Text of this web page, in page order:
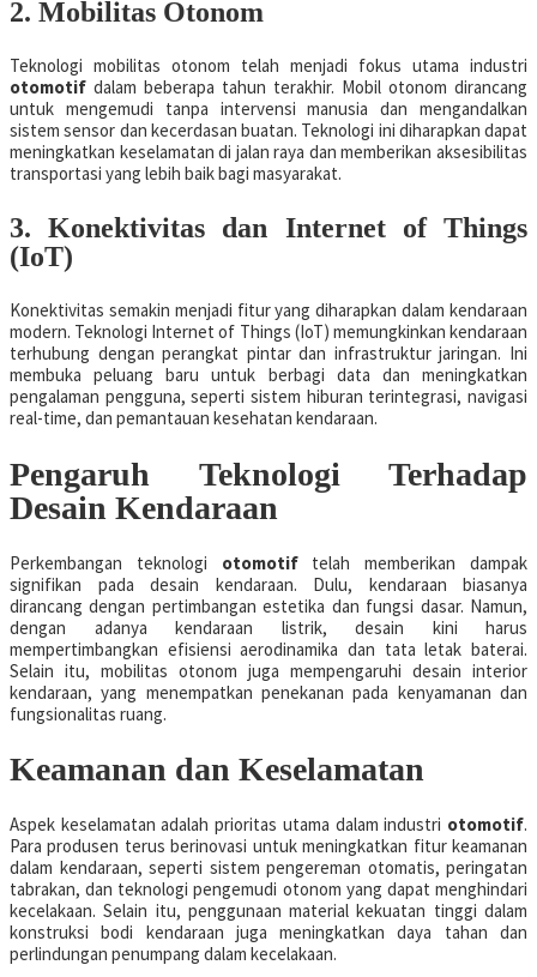
2. Mobilitas Otonom
Teknologi mobilitas otonom telah menjadi fokus utama industri
otomotif dalam beberapa tahun terakhir. Mobil otonom dirancang
untuk mengemudi tanpa intervensi manusia dan mengandalkan
sistem sensor dan kecerdasan buatan. Teknologi ini diharapkan dapat
meningkatkan keselamatan di jalan raya dan memberikan aksesibilitas
transportasi yang lebih baik bagi masyarakat.
3. Konektivitas dan Internet of Things
(IoT)
Konektivitas semakin menjadi fitur yang diharapkan dalam kendaraan
modern. Teknologi Internet of Things (IoT) memungkinkan kendaraan
terhubung dengan perangkat pintar dan infrastruktur jaringan. Ini
membuka peluang baru untuk berbagi data dan meningkatkan
pengalaman pengguna, seperti sistem hiburan terintegrasi, navigasi
real-time, dan pemantauan kesehatan kendaraan.
Pengaruh Teknologi Terhadap
Desain Kendaraan
Perkembangan teknologi otomotiftelah memberikan dampak
signifikan pada desain kendaraan. Dulu, kendaraan biasanya
dirancang dengan pertimbangan estetika dan fungsi dasar. Namun,
dengan adanya kendaraan listrik, desain kini harus
mempertimbangkan efisiensi aerodinamika dan tata letak baterai.
Selain itu, mobilitas otonom juga mempengaruhi desain interior
kendaraan, yang menempatkan penekanan pada kenyamanan dan
fungsionalitas ruang.
Keamanan dan Keselamatan
Aspek keselamatan adalah prioritas utama dalam industri otomotif.
Para produsen terus berinovasi untuk meningkatkan fitur keamanan
dalam kendaraan, seperti sistem pengereman otomatis, peringatan
tabrakan, dan teknologi pengemudi otonom yang dapat menghindari
kecelakaan. Selain itu, penggunaan material kekuatan tinggi dalam
konstruksi bodi kendaraan juga meningkatkan daya tahan dan
perlindungan penumpang dalam kecelakaan.